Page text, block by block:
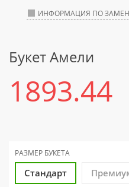
ИНФОРМАЦИЯ ПО
Букет Амели
1893.44
РАЗМЕР БУКЕТА
Стандарт